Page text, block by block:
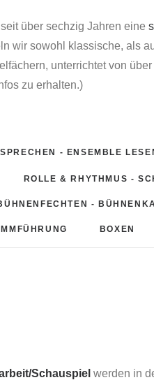
über sechzig Jahren eine
wir sowohl klassische, als
unterrichtet von über
zu erhalten.)
- ENSEMBLE
ROLLE & RHYTHMUS -
-
BOXEN
Schauspiel werden in